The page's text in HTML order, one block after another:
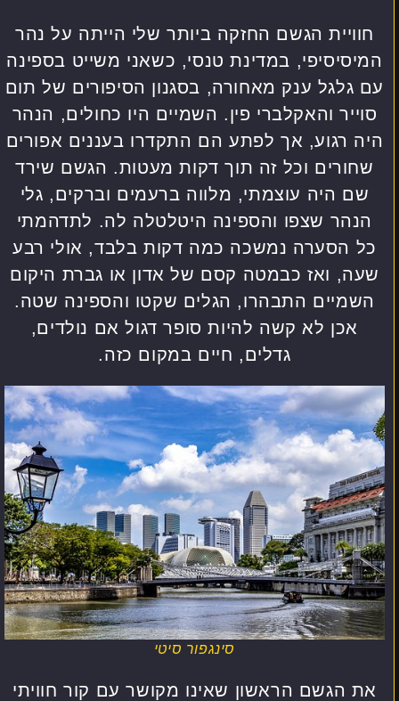
חוויית הגשם החזקה ביותר שלי הייתה על נהר
המיסיסיפי, במדינת טנסי, כשאני משייט בספינה
עם גלגל ענק מאחורה, בסגנון הסיפורים של תום
סוייר והאקלברי פין. השמיים היו כחולים, הנהר
היה רגוע, אך לפתע הם התקדרו בעננים אפורים
שחורים וכל זה תוך דקות מעטות. הגשם שירד
שם היה עוצמתי, מלווה ברעמים וברקים, גלי
הנהר שצפו והספינה היטלטלה לה. לתדהמתי
כל הסערה נמשכה כמה דקות בלבד, אולי רבע
שעה, ואז כבמטה קסם של אדון או גברת היקום
השמיים התבהרו, הגלים שקטו והספינה שטה.
אכן לא קשה להיות סופר דגול אם נולדים,
גדלים, חיים במקום כזה.
סינגפור סיטי
את הגשם הראשון שאינו מקושר עם קור חוויתי